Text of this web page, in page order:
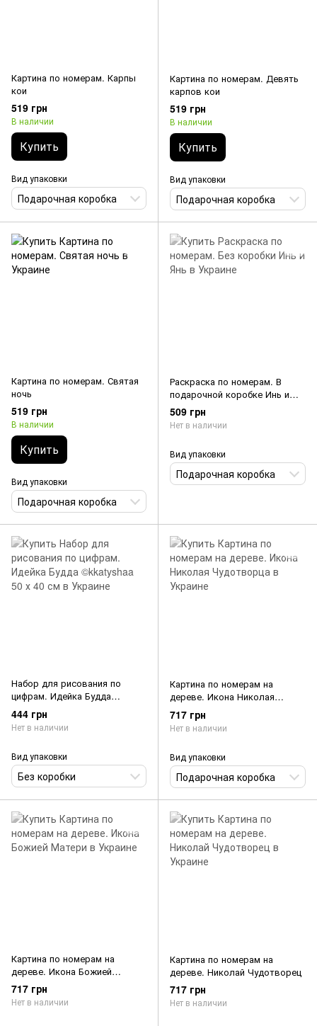
Картина по номерам. Карпы
кои
519 грн
В наличии
Купить
Вид упаковки
Подарочная коробка
Картина по номерам. Девять
карпов кои
519 грн
В наличии
Купить
Вид упаковки
Подарочная коробка
Картина по номерам. Святая
ночь
519 грн
В наличии
Купить
Вид упаковки
Подарочная коробка
Раскраска по номерам. В
подарочной коробке Инь и
Янь
509 грн
Нет в наличии
Вид упаковки
Подарочная коробка
Набор для рисования по
цифрам. Идейка Будда
©kkatyshaa 50 х 40 см
444 грн
Нет в наличии
Вид упаковки
Без коробки
Картина по номерам на
дереве. Икона Николая
Чудотворца
717 грн
Нет в наличии
Вид упаковки
Подарочная коробка
Картина по номерам на
дереве. Икона Божией
Матери
717 грн
Нет в наличии
Картина по номерам на
дереве. Николай Чудотворец
717 грн
Нет в наличии